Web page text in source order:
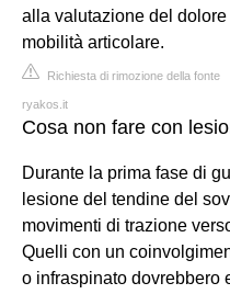
alla valutazione del
mobilità articolare.
Richiesta di rimozione della fonte
ryakos.it
Cosa non fare con
Durante la prima fase di
lesione del tendine del
movimenti di trazione
Quelli con un
o infraspinato dovrebbero